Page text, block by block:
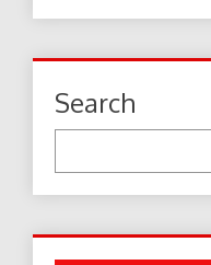
Search